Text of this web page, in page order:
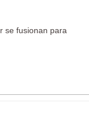
se fusionan para